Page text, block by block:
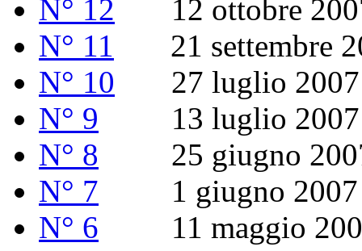
N° 12 12 ottobre
N° 11 21 settembre
N° 10 27 luglio 2007
N° 9 13 luglio 2007
N° 8 25 giugno
N° 7 1 giugno 2007
N° 6 11 maggio